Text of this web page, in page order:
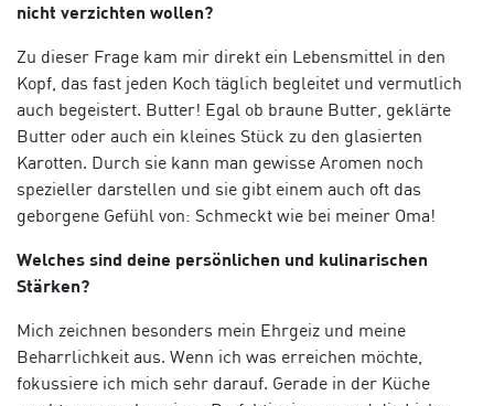
nicht verzichten wollen?
Zu dieser Frage kam mir direkt ein Lebensmittel in den
Kopf, das fast jeden Koch täglich begleitet und vermutlich
auch begeistert. Butter! Egal ob braune Butter, geklärte
Butter oder auch ein kleines Stück zu den glasierten
Karotten. Durch sie kann man gewisse Aromen noch
spezieller darstellen und sie gibt einem auch oft das
geborgene Gefühl von: Schmeckt wie bei meiner Oma!
Welches sind deine persönlichen und kulinarischen
Stärken?
Mich zeichnen besonders mein Ehrgeiz und meine
Beharrlichkeit aus. Wenn ich was erreichen möchte,
fokussiere ich mich sehr darauf. Gerade in der Küche